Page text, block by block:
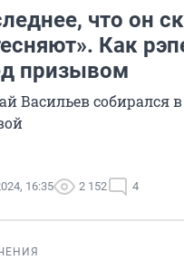
что он
Как
призывом
Васильев собирался
16:35 2 152 4